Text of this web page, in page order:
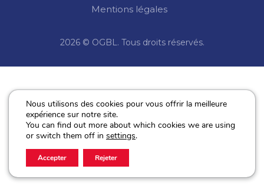
Mentions légales
2026 © OGBL. Tous droits réservés.
Nous utilisons des cookies pour vous offrir la meilleure
expérience sur notre site.
You can find out more about which cookies we are using
or switch them off in settings.
Accepter Rejeter